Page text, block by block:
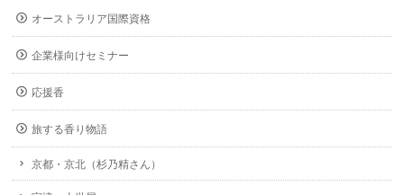
オーストラリア国際資格
企業様向けセミナー
応援香
旅する香り物語
京都・京北（杉乃精さん）